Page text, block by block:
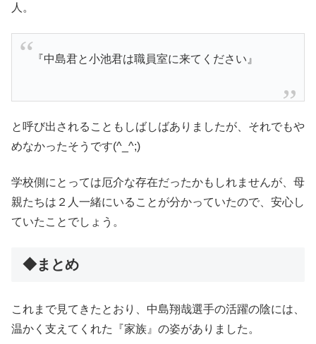
人。
『中島君と小池君は職員室に来てください』
と呼び出されることもしばしばありましたが、それでもや
めなかったそうです(^_^;)
学校側にとっては厄介な存在だったかもしれませんが、母
親たちは２人一緒にいることが分かっていたので、安心し
ていたことでしょう。
◆まとめ
これまで見てきたとおり、中島翔哉選手の活躍の陰には、
温かく支えてくれた『家族』の姿がありました。